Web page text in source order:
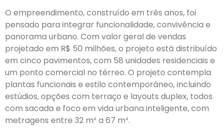
O empreendimento, construído em três anos, foi
pensado para integrar funcionalidade, convivência e
panorama urbano. Com valor geral de vendas
projetado em R$ 50 milhões, o projeto está distribuído
em cinco pavimentos, com 58 unidades residenciais e
um ponto comercial no térreo. O projeto contempla
plantas funcionais e estilo contemporâneo, incluindo
estúdios, opções com terraço e layouts duplex, todos
com sacada e foco em vida urbana inteligente, com
metragens entre 32 m² a 67 m².